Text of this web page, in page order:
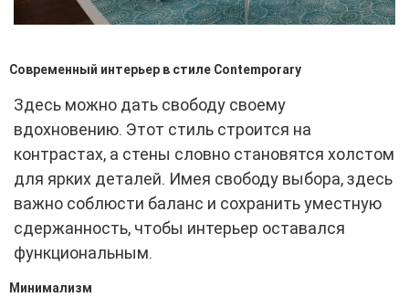
Современный интерьер в стиле Contemporary
Здесь можно дать свободу своему
вдохновению. Этот стиль строится на
контрастах, а стены словно становятся холстом
для ярких деталей. Имея свободу выбора, здесь
важно соблюсти баланс и сохранить уместную
сдержанность, чтобы интерьер оставался
функциональным.
Минимализм